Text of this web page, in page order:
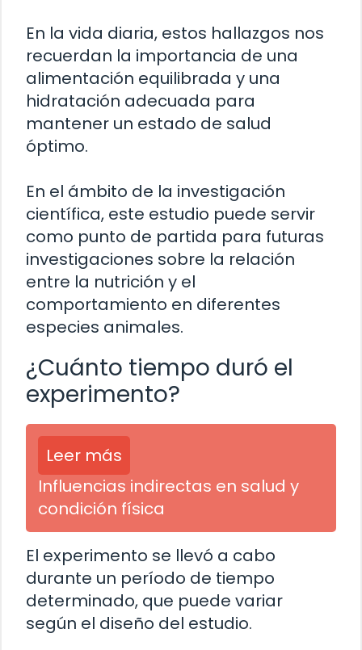
En la vida diaria, estos hallazgos nos
recuerdan la importancia de una
alimentación equilibrada y una
hidratación adecuada para
mantener un estado de salud
óptimo.
En el ámbito de la investigación
científica, este estudio puede servir
como punto de partida para futuras
investigaciones sobre la relación
entre la nutrición y el
comportamiento en diferentes
especies animales.
¿Cuánto tiempo duró el
experimento?
Leer más
Influencias indirectas en salud y
condición física
El experimento se llevó a cabo
durante un período de tiempo
determinado, que puede variar
según el diseño del estudio.